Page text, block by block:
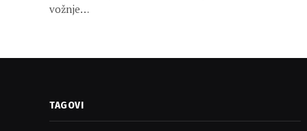
vožnje…
TAGOVI